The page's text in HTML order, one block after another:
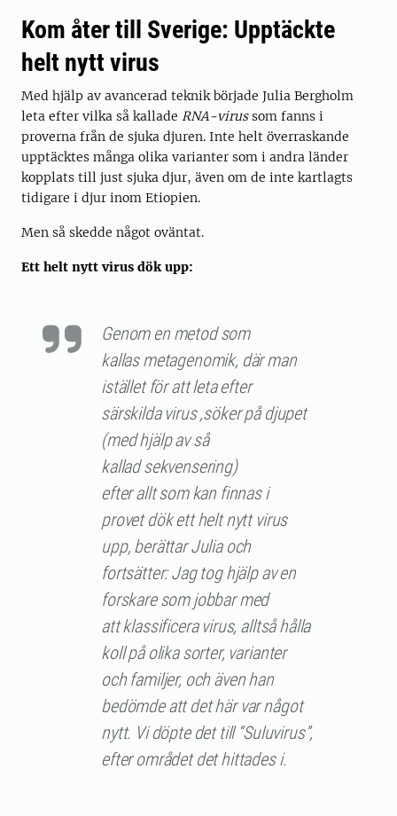
Kom åter till Sverige: Upptäckte
helt nytt virus
Med hjälp av avancerad teknik började Julia Bergholm
leta efter vilka så kallade RNA-virussom fanns i
proverna från de sjuka djuren. Inte helt överraskande
upptäcktes många olika varianter som i andra länder
kopplats till just sjuka djur, även om de inte kartlagts
tidigare i djur inom Etiopien.
Men så skedde något oväntat.
Ett helt nytt virus dök upp:
Genom en metod som
kallas metagenomik, där man
istället för att leta efter
särskilda virus ,söker på djupet
(med hjälp av så
kallad sekvensering)
efter allt som kan finnas i
provet dök ett helt nytt virus
upp, berättar Julia och
fortsätter: Jag tog hjälp av en
forskare som jobbar med
att klassificera virus, alltså hålla
koll på olika sorter, varianter
och familjer, och även han
bedömde att det här var något
nytt. Vi döpte det till “Suluvirus”,
efter området det hittades i.